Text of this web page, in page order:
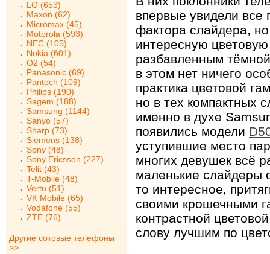
LG (653)
Maxon (62)
Micromax (45)
Motorola (593)
NEC (105)
Nokia (601)
O2 (54)
Panasonic (69)
Pantech (109)
Philips (190)
Sagem (188)
Samsung (1144)
Sanyo (57)
Sharp (73)
Siemens (138)
Sony (48)
Sony Ericsson (227)
Telit (43)
T-Mobile (48)
Vertu (51)
VK Mobile (65)
Vodafone (55)
ZTE (76)
Другие сотовые телефоны
>>
впервые увидели
фактора слайдера,
интересную
разбавленным
в этом нет ничего
практика цветовой
но в тех компактных
именно в духе
появились модели
уступившие место
многих девушек всё
маленькие слайдеры
то интересное,
своими крошечными
контрастной
слову лучшим по